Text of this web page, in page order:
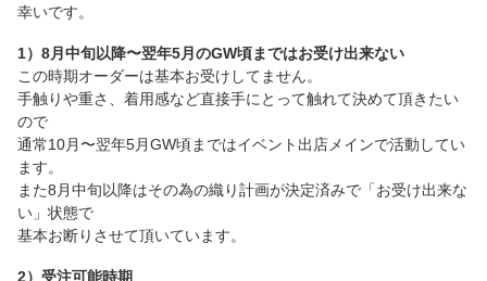
幸いです。
1）8月中旬以降〜翌年5月のGW頃まではお受け出来ない
この時期オーダーは基本お受けしてません。
手触りや重さ、着用感など直接手にとって触れて決めて頂きたい
ので
通常10月〜翌年5月GW頃まではイベント出店メインで活動してい
ます。
また8月中旬以降はその為の織り計画が決定済みで「お受け出来な
い」状態で
基本お断りさせて頂いています。
2）受注可能時期